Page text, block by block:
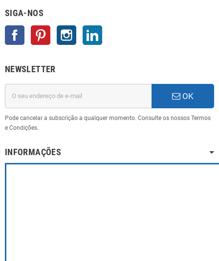
SIGA-NOS
Facebook Pinterest Instagram
NEWSLETTER
OK
Pode cancelar a subscrição a qualquer momento. Consulte os nossos Termos
e Condições.
INFORMAÇÕES